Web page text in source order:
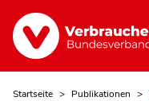
Startseite Publikationen